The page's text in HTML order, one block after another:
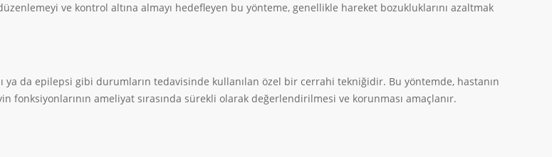
ve kontrol altına almayı hedefleyen bu yönteme, genellikle hareket bozukluklarını azaltmak
ya da epilepsi gibi durumların tedavisinde kullanılan özel bir cerrahi tekniğidir. Bu yöntemde, hastanın
fonksiyonlarının ameliyat sırasında sürekli olarak değerlendirilmesi ve korunması amaçlanır.